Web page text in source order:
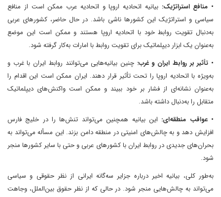
• منافع استراتژیک: بیانیه اتحادیه اروپا و اتحادیه عرب ممکن است از منافع
سیاسی و استراتژیک این کشورها ناشی باشد. در حال حاضر، کشورهای عربی
به‌دنبال تقویت روابط خود با اتحادیه اروپا هستند و ممکن است این موضع
به‌عنوان یک ابزار دیپلماتیک برای تقویت روابط با امارات به‌کار گرفته شود.
• تأثیر بر روابط ایران و غرب: چنین بیانیه‌هایی می‌توانند روابط ایران با غرب و
به‌ویژه با اتحادیه اروپا را تحت تأثیر قرار دهند. ایران ممکن است این اقدام را
به‌عنوان نشانه‌ای از فشار بر خود ببیند و ممکن است واکنش‌های دیپلماتیک
متقابل را به‌دنبال داشته باشد.
• عواقب منطقه‌ای: این بیانیه همچنین می‌تواند تنش‌ها را در خلیج فارس
افزایش دهد و به چالش‌های امنیتی در منطقه دامن بزند. این مسأله می‌تواند به
بحران‌های جدیدی در روابط ایران با کشورهای عربی و حتی با سایر کشورها منجر
شود.
به‌طور کلی، بیانیه اخیر درباره جزایر سه‌گانه ایرانی از نظر حقوقی و سیاسی
می‌تواند به چالش‌هایی منجر شود. در حالی که از نظر حقوق بین‌الملل، وجاهت